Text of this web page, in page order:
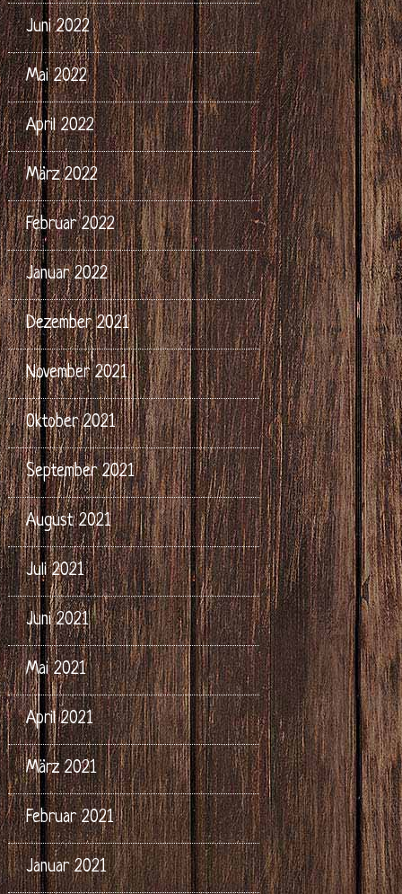
Juni 2022
Mai 2022
April 2022
März 2022
Februar 2022
Januar 2022
Dezember 2021
November 2021
Oktober 2021
September 2021
August 2021
Juli 2021
Juni 2021
Mai 2021
April 2021
März 2021
Februar 2021
Januar 2021